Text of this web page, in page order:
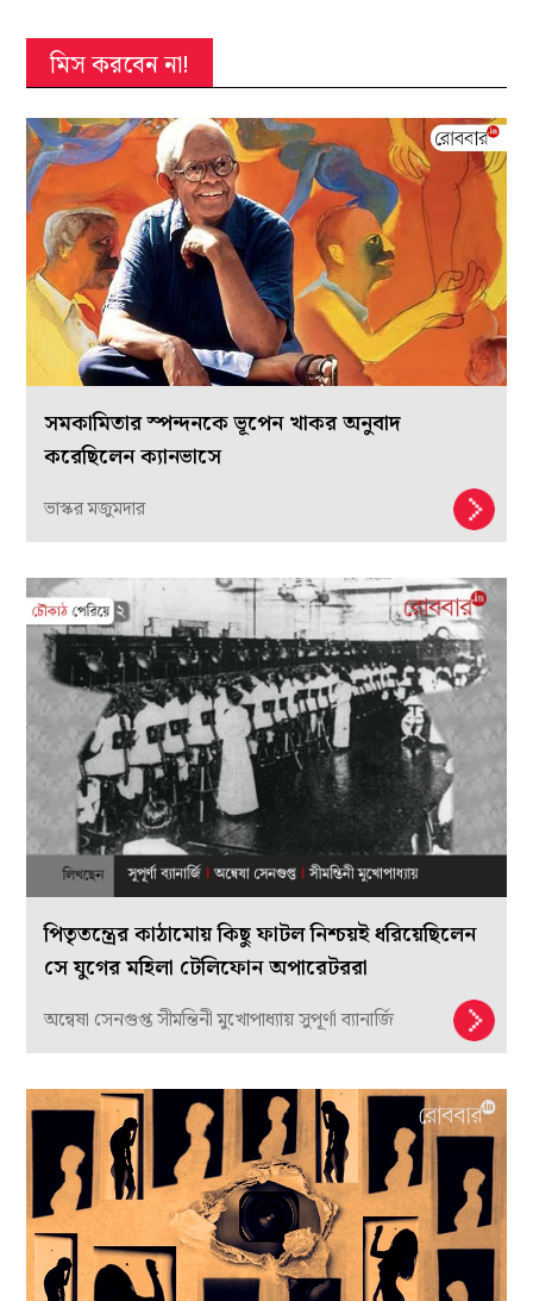
মিস করবেন না!
সমকামিতার স্পন্দনকে ভূপেন খাকর অনুবাদ
করেছিলেন ক্যানভাসে
ভাস্কর মজুমদার
পিতৃতন্ত্রের কাঠামোয় কিছু ফাটল নিশ্চয়ই ধরিয়েছিলেন
সে যুগের মহিলা টেলিফোন অপারেটররা
অন্বেষা সেনগুপ্ত সীমন্তিনী মুখোপাধ্যায় সুপূর্ণা ব্যানার্জি